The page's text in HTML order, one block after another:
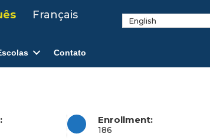
Français
Contato
Enrollment:
186